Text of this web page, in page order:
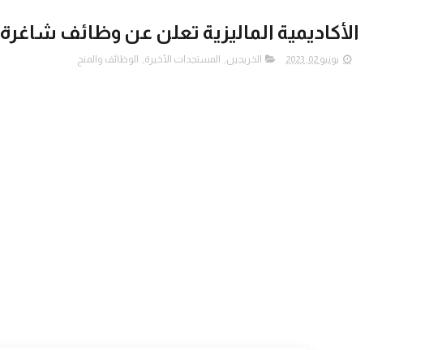
الأكاديمية الماليزية تعلن عن وظائف شاغرة
يونيو 02, 2023 الخريجين, المستجدات الأخيرة, الوظائف والمنح